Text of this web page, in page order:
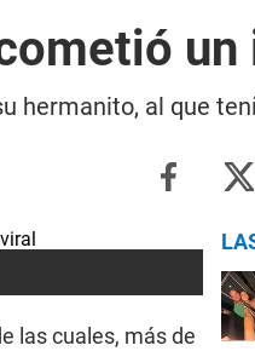
hermanito, al que
las cuales, más de